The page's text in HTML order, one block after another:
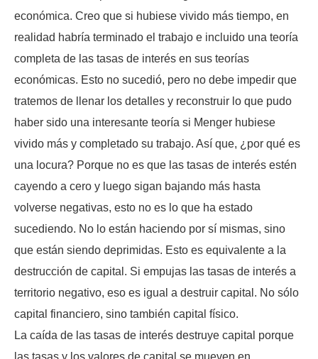
económica. Creo que si hubiese vivido más tiempo, en
realidad habría terminado el trabajo e incluido una teoría
completa de las tasas de interés en sus teorías
económicas. Esto no sucedió, pero no debe impedir que
tratemos de llenar los detalles y reconstruir lo que pudo
haber sido una interesante teoría si Menger hubiese
vivido más y completado su trabajo. Así que, ¿por qué es
una locura? Porque no es que las tasas de interés estén
cayendo a cero y luego sigan bajando más hasta
volverse negativas, esto no es lo que ha estado
sucediendo. No lo están haciendo por sí mismas, sino
que están siendo deprimidas. Esto es equivalente a la
destrucción de capital. Si empujas las tasas de interés a
territorio negativo, eso es igual a destruir capital. No sólo
capital financiero, sino también capital físico.
La caída de las tasas de interés destruye capital porque